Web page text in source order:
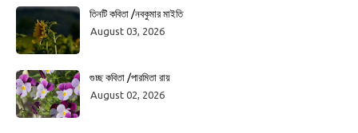
তিনটি কবিতা /নবকুমার মাইতি
August 03, 2026
গুচ্ছ কবিতা /পারমিতা রায়
August 02, 2026